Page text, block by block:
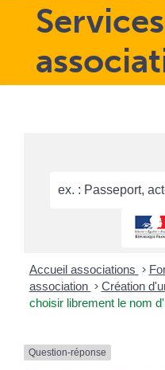
Accueil associations >
association > Création
choisir librement le nom
Question-réponse